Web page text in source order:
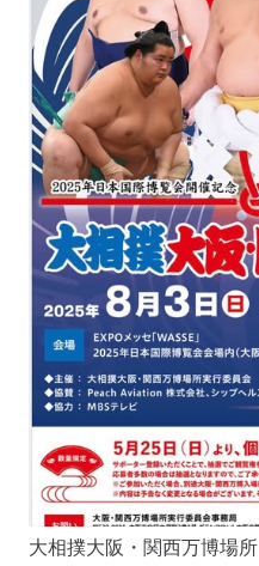
大相撲大阪・関西万博場所